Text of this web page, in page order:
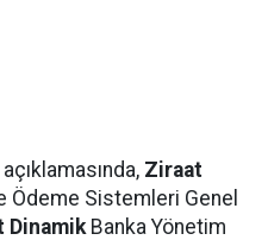
Ziraat
Ödeme Sistemleri Genel
DinamikBanka Yönetim